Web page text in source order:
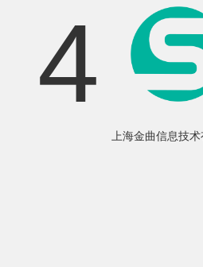
4
上海金曲信息技